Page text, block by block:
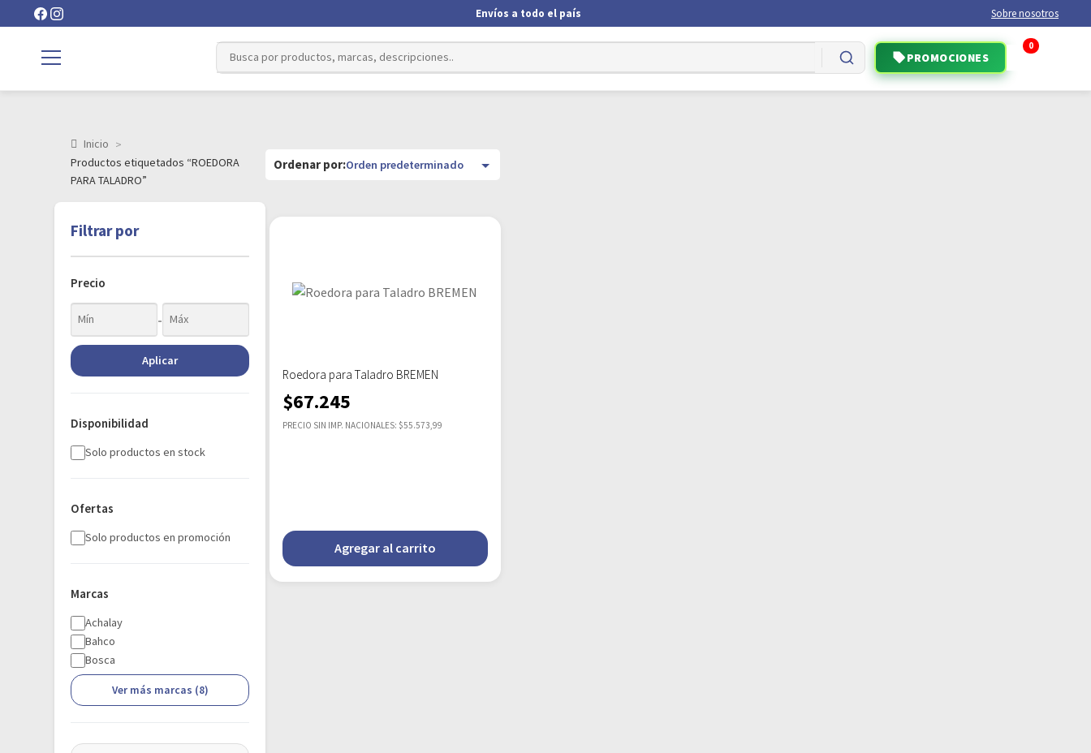
Envíos a todo el país Sobre nosotros
PROMOCIONES
0
Inicio
Productos etiquetados “ROEDORA
PARA TALADRO”
Filtrar por
Precio
-
Aplicar
Disponibilidad
Solo productos en stock
Ofertas
Solo productos en promoción
Marcas
Achalay
Bahco
Bosca
Ver más marcas (8)
Roedora para Taladro BREMEN
$67.245
PRECIO SIN IMP. NACIONALES: $55.573,99
Agregar al carrito